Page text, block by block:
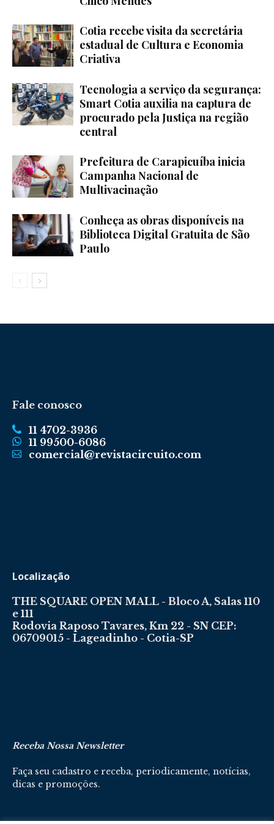
Cotia recebe visita da secretária
estadual de Cultura e Economia
Criativa
Tecnologia a serviço da segurança:
Smart Cotia auxilia na captura de
procurado pela Justiça na região
central
Prefeitura de Carapicuíba inicia
Campanha Nacional de
Multivacinação
Conheça as obras disponíveis na
Biblioteca Digital Gratuita de São
Paulo
Fale conosco
11 4702-3936
11 99500-6086
comercial@revistacircuito.com
Localização
THE SQUARE OPEN MALL - Bloco A, Salas 110
e 111
Rodovia Raposo Tavares, Km 22 - SN CEP:
06709015 - Lageadinho - Cotia-SP
Receba Nossa Newsletter
Faça seu cadastro e receba, periodicamente, notícias,
dicas e promoções.